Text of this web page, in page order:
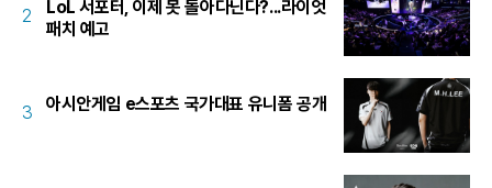
2
LoL 서포터, 이제 못 돌아다닌다?...라이엇
패치 예고
3 아시안게임 e스포츠 국가대표 유니폼 공개